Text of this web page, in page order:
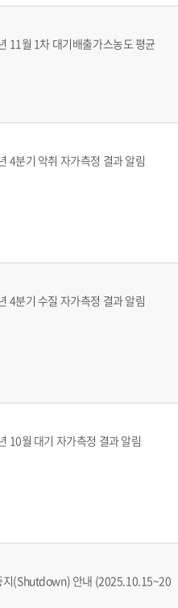
11월 1차 대기배출가스농도 평균
4분기 악취 자가측정 결과 알림
4분기 수질 자가측정 결과 알림
10월 대기 자가측정 결과 알림
지(Shutdown) 안내 (2025.10.15~20